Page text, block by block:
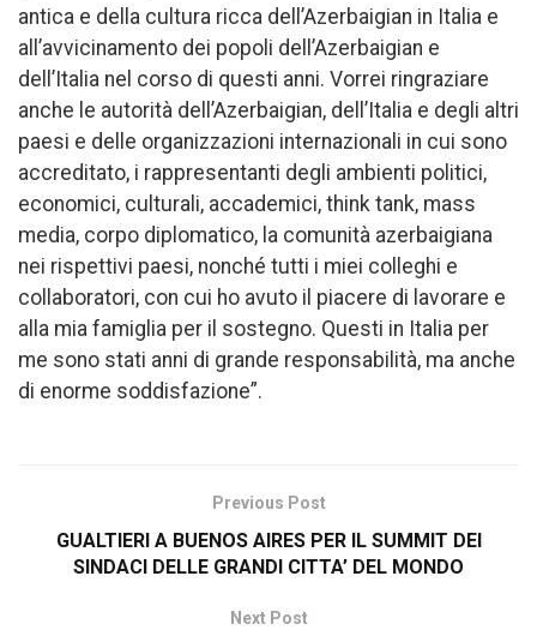
antica e della cultura ricca dell’Azerbaigian in Italia e
all’avvicinamento dei popoli dell’Azerbaigian e
dell’Italia nel corso di questi anni. Vorrei ringraziare
anche le autorità dell’Azerbaigian, dell’Italia e degli altri
paesi e delle organizzazioni internazionali in cui sono
accreditato, i rappresentanti degli ambienti politici,
economici, culturali, accademici, think tank, mass
media, corpo diplomatico, la comunità azerbaigiana
nei rispettivi paesi, nonché tutti i miei colleghi e
collaboratori, con cui ho avuto il piacere di lavorare e
alla mia famiglia per il sostegno. Questi in Italia per
me sono stati anni di grande responsabilità, ma anche
di enorme soddisfazione”.
Previous Post
GUALTIERI A BUENOS AIRES PER IL SUMMIT DEI
SINDACI DELLE GRANDI CITTA’ DEL MONDO
Next Post